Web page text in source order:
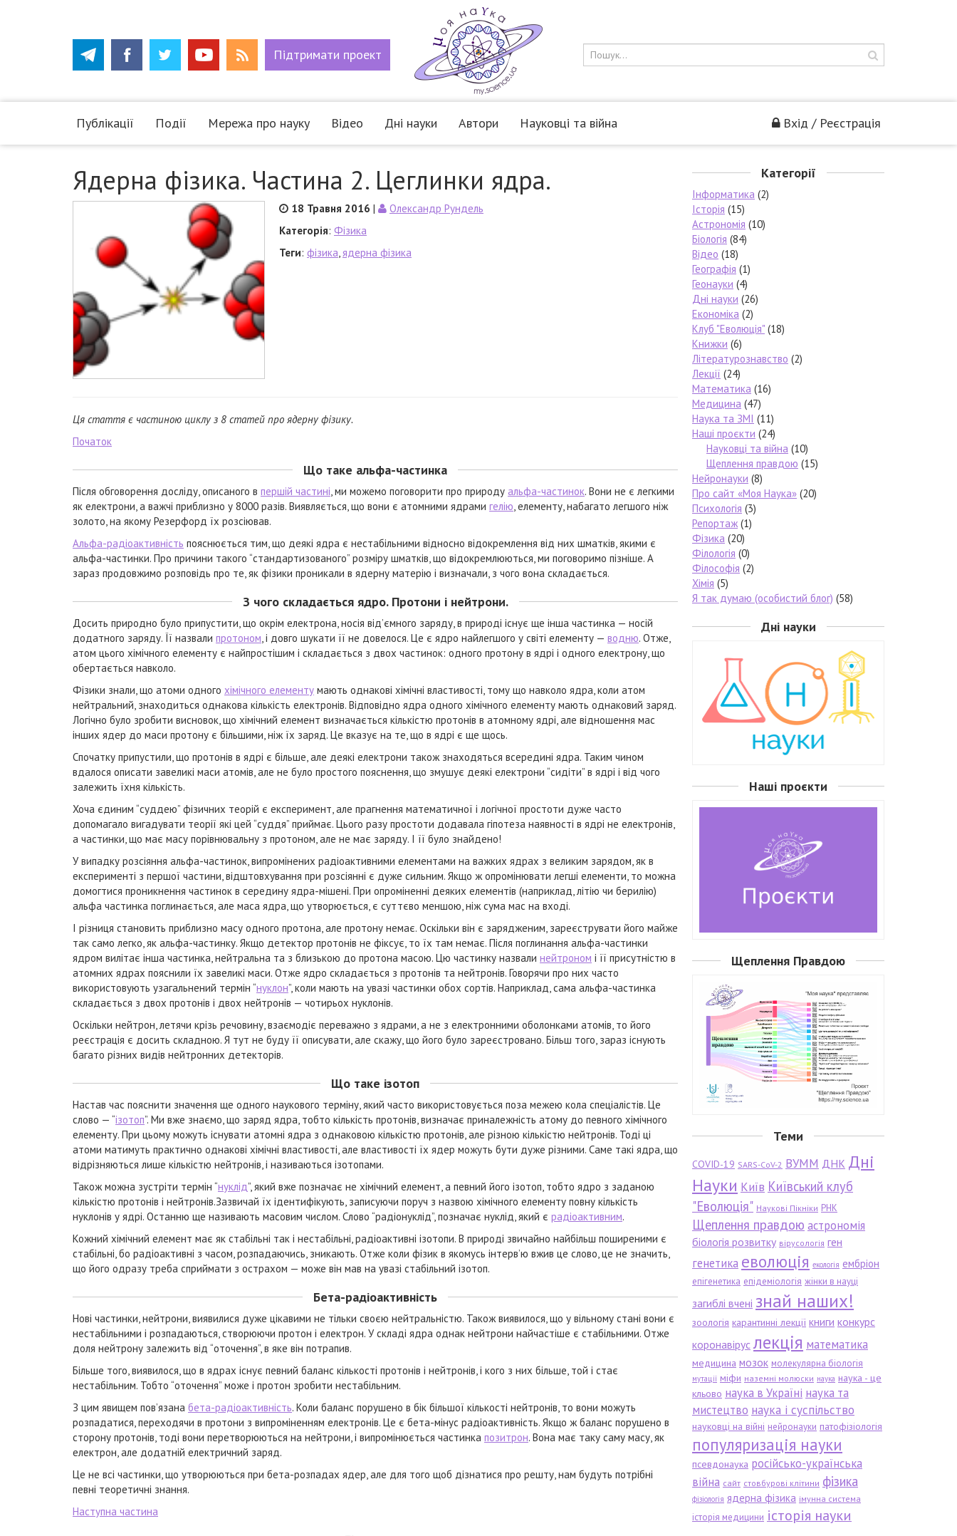
Підтримати проект
Публікації Події Мережа про науку Відео Дні науки Автори Науковці та війна Вхід / Реєстрація
Ядерна фізика. Частина 2. Цеглинки ядра.
18 Травня 2016 |
Олександр Рундель
Категорія: Фізика
Теги: фізика,ядерна фізика
Ця стаття є частиною циклу з 8 статей про ядерну фізику.
Початок
Що таке альфа-частинка
Після обговорення досліду, описаного в першій частині, ми можемо поговорити про природу альфа-частинок. Вони не є легкими
як електрони, а важчі приблизно у 8000 разів. Виявляється, що вони є атомними ядрами гелію, елементу, набагато легшого ніж
золото, на якому Резерфорд їх розсіював.
Альфа-радіоактивність пояснюється тим, що деякі ядра є нестабільними відносно відокремлення від них шматків, якими є
альфа-частинки. Про причини такого “стандартизованого” розміру шматків, що відокремлюються, ми поговоримо пізніше. А
зараз продовжимо розповідь про те, як фізики проникали в ядерну матерію і визначали, з чого вона складається.
З чого складається ядро. Протони і нейтрони.
Досить природно було припустити, що окрім електрона, носія від’ємного заряду, в природі існує ще інша частинка — носій
додатного заряду. Її назвали протоном, і довго шукати її не довелося. Це є ядро найлегшого у світі елементу — водню. Отже,
атом цього хімічного елементу є найпростішим і складається з двох частинок: одного протону в ядрі і одного електрону, що
обертається навколо.
Фізики знали, що атоми одного хімічного елементу мають однакові хімічні властивості, тому що навколо ядра, коли атом
нейтральний, знаходиться однакова кількість електронів. Відповідно ядра одного хімічного елементу мають однаковий заряд.
Логічно було зробити висновок, що хімічний елемент визначається кількістю протонів в атомному ядрі, але відношення мас
інших ядер до маси протону є більшими, ніж їх заряд. Це вказує на те, що в ядрі є ще щось.
Спочатку припустили, що протонів в ядрі є більше, але деякі електрони також знаходяться всередині ядра. Таким чином
вдалося описати завеликі маси атомів, але не було простого пояснення, що змушує деякі електрони “сидіти” в ядрі і від чого
залежить їхня кількість.
Хоча єдиним “суддею” фізичних теорій є експеримент, але прагнення математичної і логічної простоти дуже часто
допомагало вигадувати теорії які цей “суддя” приймає. Цього разу простоти додавала гіпотеза наявності в ядрі не електронів,
а частинки, що має масу порівнювальну з протоном, але не має заряду. І її було знайдено!
У випадку розсіяння альфа-частинок, випромінених радіоактивними елементами на важких ядрах з великим зарядом, як в
експерименті з першої частини, відштовхування при розсіянні є дуже сильним. Якщо ж опромінювати легші елементи, то можна
домогтися проникнення частинок в середину ядра-мішені. При опроміненні деяких елементів (наприклад, літію чи берилію)
альфа частинка поглинається, але маса ядра, що утворюється, є суттєво меншою, ніж сума мас на вході.
І різниця становить приблизно масу одного протона, але протону немає. Оскільки він є зарядженим, зареєструвати його майже
так само легко, як альфа-частинку. Якщо детектор протонів не фіксує, то їх там немає. Після поглинання альфа-частинки
ядром вилітає інша частинка, нейтральна та з близькою до протона масою. Цю частинку назвали нейтроном і її присутністю в
атомних ядрах пояснили їх завеликі маси. Отже ядро складається з протонів та нейтронів. Говорячи про них часто
використовують узагальнений термін “нуклон”, коли мають на увазі частинки обох сортів. Наприклад, сама альфа-частинка
складається з двох протонів і двох нейтронів — чотирьох нуклонів.
Оскільки нейтрон, летячи крізь речовину, взаємодіє переважно з ядрами, а не з електронними оболонками атомів, то його
реєстрація є досить складною. Я тут не буду її описувати, але скажу, що його було зареєстровано. Більш того, зараз існують
багато різних видів нейтронних детекторів.
Що таке ізотоп
Настав час пояснити значення ще одного наукового терміну, який часто використовується поза межею кола спеціалістів. Це
слово — “ізотоп”. Ми вже знаємо, що заряд ядра, тобто кількість протонів, визначає приналежність атому до певного хімічного
елементу. При цьому можуть існувати атомні ядра з однаковою кількістю протонів, але різною кількістю нейтронів. Тоді ці
атоми матимуть практично однакові хімічні властивості, але властивості їх ядер можуть бути дуже різними. Саме такі ядра, що
відрізняються лише кількістю нейтронів, і називаються ізотопами.
Також можна зустріти термін “нуклід”, який вже позначає не хімічний елемент, а певний його ізотоп, тобто ядро з заданою
кількістю протонів і нейтронів.Зазвичай їх ідентифікують, записуючи поруч з назвою хімічного елементу повну кількість
нуклонів у ядрі. Останню ще називають масовим числом. Слово “радіонуклід”, позначає нуклід, який є радіоактивним.
Кожний хімічний елемент має як стабільні так і нестабільні, радіоактивні ізотопи. В природі звичайно найбільш поширеними є
стабільні, бо радіоактивні з часом, розпадаючись, зникають. Отже коли фізик в якомусь інтерв’ю вжив це слово, це не значить,
що його одразу треба сприймати з острахом — може він мав на увазі стабільний ізотоп.
Бета-радіоактивність
Нові частинки, нейтрони, виявилися дуже цікавими не тільки своєю нейтральністю. Також виявилося, що у вільному стані вони є
нестабільними і розпадаються, створюючи протон і електрон. У складі ядра однак нейтрони найчастіше є стабільними. Отже
доля нейтрону залежить від “оточення”, в яке він потрапив.
Більше того, виявилося, що в ядрах існує певний баланс кількості протонів і нейтронів, і кого з них більше, той і стає
нестабільним. Тобто “оточення” може і протон зробити нестабільним.
З цим явищем пов’язана бета-радіоактивність. Коли баланс порушено в бік більшої кількості нейтронів, то вони можуть
розпадатися, переходячи в протони з випроміненням електронів. Це є бета-мінус радіоактивність. Якщо ж баланс порушено в
сторону протонів, тоді вони перетворюються на нейтрони, і випромінюється частинка позитрон. Вона має таку саму масу, як
електрон, але додатній електричний заряд.
Це не всі частинки, що утворюються при бета-розпадах ядер, але для того щоб дізнатися про решту, нам будуть потрібні
певні теоретичні знання.
Наступна частина
Категорії
Інформатика (2)
Історія (15)
Астрономія (10)
Біологія (84)
Відео (18)
Географія (1)
Геонауки (4)
Дні науки (26)
Економіка (2)
Клуб "Еволюція" (18)
Книжки (6)
Літературознавство (2)
Лекції (24)
Математика (16)
Медицина (47)
Наука та ЗМІ (11)
Наші проєкти (24)
Науковці та війна (10)
Щеплення правдою (15)
Нейронауки (8)
Про сайт «Моя Наука» (20)
Психологія (3)
Репортаж(1)
Фізика (20)
Філологія (0)
Філософія (2)
Хімія (5)
Я так думаю (особистий блог) (58)
Дні науки
Наші проєкти
Щеплення Правдою
Теми
COVID-19 SARS-CoV-2 ВУММ ДНК Дні
Науки Київ Київський клуб
"Еволюція" Наукові Пікніки РНК
Щеплення правдою астрономія
біологія розвитку вірусологія ген
генетика еволюція екологія ембріон
епігенетика епідеміологія жінки в науці
загиблі вчені знай наших!
зоологія карантинні лекції книги конкурс
коронавірус лекція математика
медицина мозок молекулярна біологія
мутації міфи наземні молюски наука наука - це
кльово наука в Україні наука та
мистецтво наука і суспільство
науковці на війні нейронауки патофізіологія
популяризація науки
псевдонаука російсько-українська
війна сайт стовбурові клітини фізика
фізіологія ядерна фізика імунна система
історія медицини історія науки